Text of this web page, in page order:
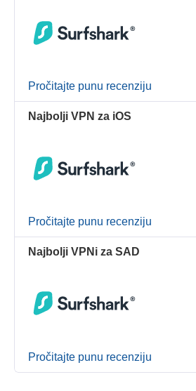
Pročitajte punu recenziju
Najbolji VPN za iOS
Pročitajte punu recenziju
Najbolji VPNi za SAD
Pročitajte punu recenziju